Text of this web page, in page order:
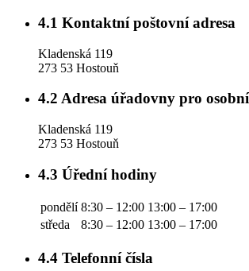
4.1 Kontaktní poštovní adresa
Kladenská 119
273 53 Hostouň
4.2 Adresa úřadovny pro
Kladenská 119
273 53 Hostouň
4.3 Úřední hodiny
pondělí 8:30 – 12:00 13:00 – 17:00
středa
8:30 – 12:00 13:00 – 17:00
4.4 Telefonní čísla